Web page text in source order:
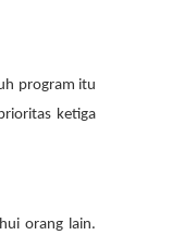
program itu
ketiga
orang lain.